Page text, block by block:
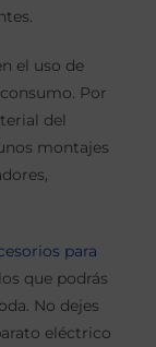
el uso de
Por
del
montajes
para
que podrás
No dejes
eléctrico